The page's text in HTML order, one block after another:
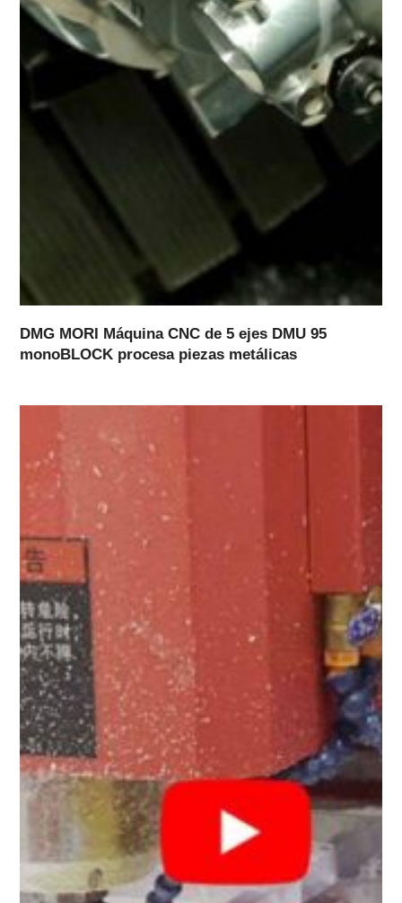
DMG MORI Máquina CNC de 5 ejes DMU 95
monoBLOCK procesa piezas metálicas